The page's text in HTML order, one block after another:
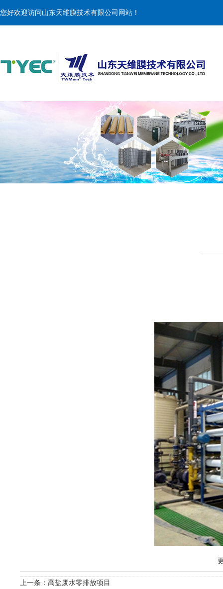
您好欢迎访问山东天维膜技术有限公司网站！
上一条： 高盐废水零排放项目